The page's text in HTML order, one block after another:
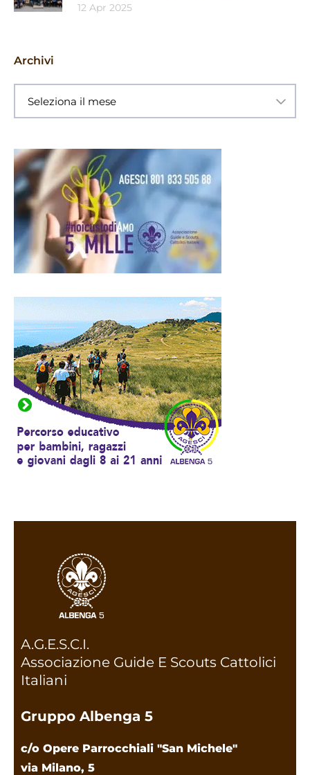
12 Apr 2025
Archivi
A.G.E.S.C.I.
Associazione Guide E Scouts Cattolici
Italiani
Gruppo Albenga 5
c/o Opere Parrocchiali "San Michele"
via Milano, 5